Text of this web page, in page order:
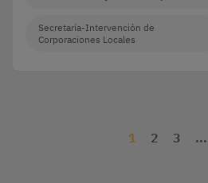
Secretaría-Intervención de
Corporaciones Locales
1 2 3 ...